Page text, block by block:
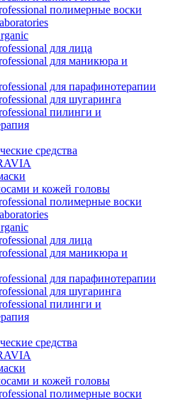
полимерные воски
для лица
для маникюра и
для парафинотерапии
для шугаринга
пилинги и
средства
и кожей головы
полимерные воски
для лица
для маникюра и
для парафинотерапии
для шугаринга
пилинги и
средства
и кожей головы
полимерные воски